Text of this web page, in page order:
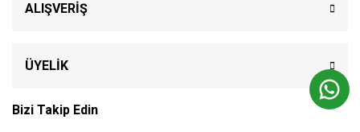
ALIŞVERİŞ
ÜYELİK
Bizi Takip Edin